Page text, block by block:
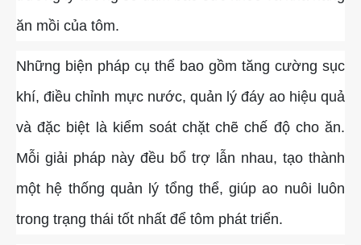
ăn mồi của tôm.
Những biện pháp cụ thể bao gồm tăng cường sục
khí, điều chỉnh mực nước, quản lý đáy ao hiệu quả
và đặc biệt là kiểm soát chặt chẽ chế độ cho ăn.
Mỗi giải pháp này đều bổ trợ lẫn nhau, tạo thành
một hệ thống quản lý tổng thể, giúp ao nuôi luôn
trong trạng thái tốt nhất để tôm phát triển.